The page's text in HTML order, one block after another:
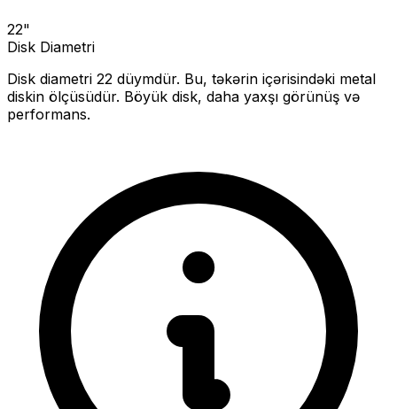
22"
Disk Diametri
Disk diametri 22 düymdür. Bu, təkərin içərisindəki metal
diskin ölçüsüdür. Böyük disk, daha yaxşı görünüş və
performans.